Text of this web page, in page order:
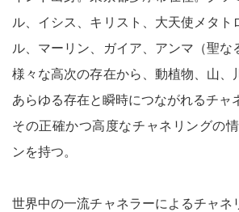
ル、イシス、キリスト、大天使メタト
ル、マーリン、ガイア、アンマ（聖な
様々な高次の存在から、動植物、山、
あらゆる存在と瞬時につながれるチャ
その正確かつ高度なチャネリングの
ンを持つ。
世界中の一流チャネラーによるチャネ